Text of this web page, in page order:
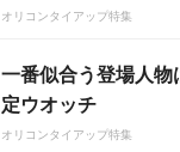
オリコンタイアップ特集
一番似合う登場人
定ウオッチ
オリコンタイアップ特集